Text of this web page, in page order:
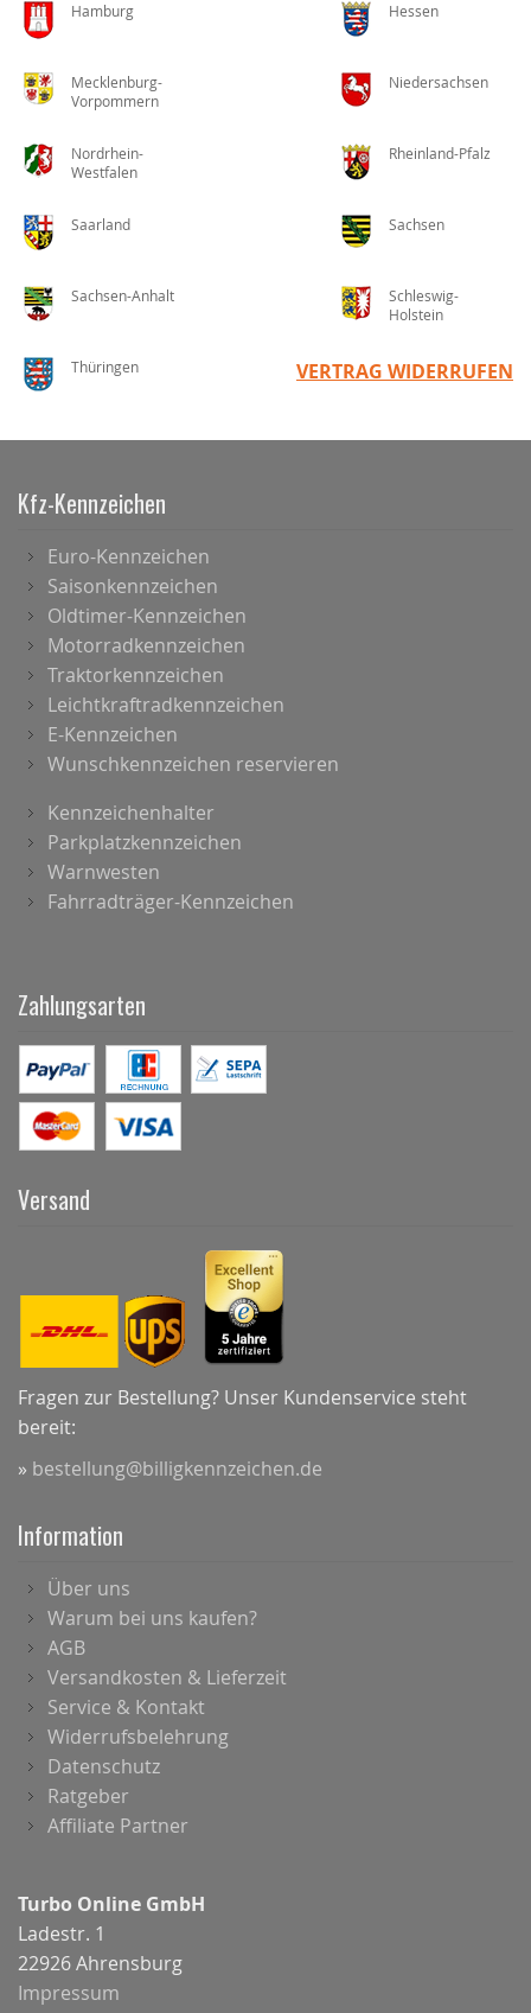
Hamburg Hessen
Mecklenburg-
Vorpommern
Niedersachsen
Nordrhein-
Westfalen
Rheinland-Pfalz
Saarland Sachsen
Sachsen-Anhalt
Schleswig-
Holstein
Thüringen VERTRAG WIDERRUFEN
Kfz-Kennzeichen
Euro-Kennzeichen
Saisonkennzeichen
Oldtimer-Kennzeichen
Motorradkennzeichen
Traktorkennzeichen
Leichtkraftradkennzeichen
E-Kennzeichen
Wunschkennzeichen reservieren
Kennzeichenhalter
Parkplatzkennzeichen
Warnwesten
Fahrradträger-Kennzeichen
Zahlungsarten
Versand
Fragen zur Bestellung? Unser Kundenservice steht
bereit:
» bestellung@billigkennzeichen.de
Information
Über uns
Warum bei uns kaufen?
AGB
Versandkosten & Lieferzeit
Service & Kontakt
Widerrufsbelehrung
Datenschutz
Ratgeber
Affiliate Partner
Turbo Online GmbH
Ladestr. 1
22926 Ahrensburg
Impressum